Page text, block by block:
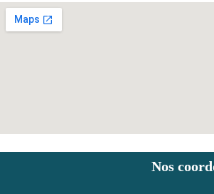
Nos